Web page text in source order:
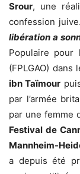
Srour, une
confession
libération a
Populaire pour
(FPLGAO) dans
ibn Taïmour
par l’armée
par une femme
Festival de
Mannheim-
a depuis été